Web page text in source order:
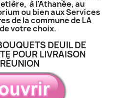
à l'Athanée, au
ou bien aux Services
de la commune de LA
votre choix.
DEUIL DE
POUR LIVRAISON